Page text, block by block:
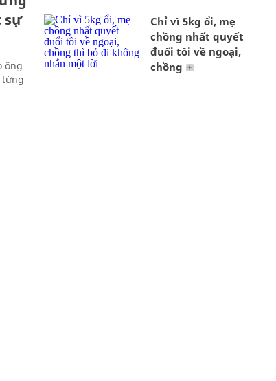
sự
ông
từng
Chỉ vì 5kg ổi, mẹ
chồng nhất quyết
đuổi tôi về ngoại,
chồng